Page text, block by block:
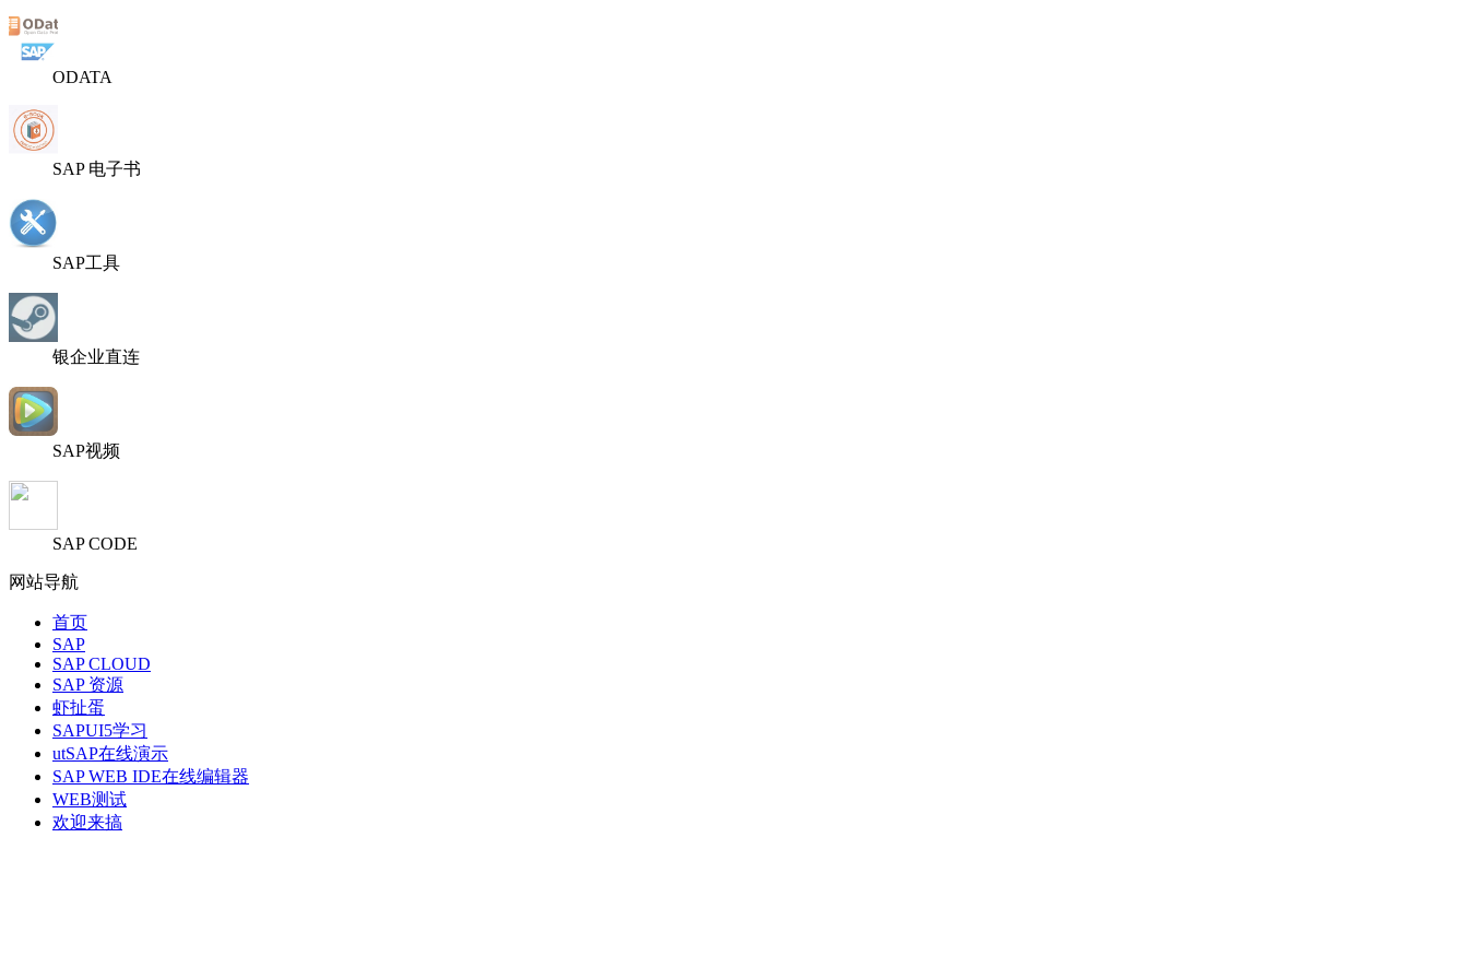
ODATA
SAP 电子书
SAP工具
银企业直连
SAP视频
SAP CODE
网站导航
首页
SAP
SAP CLOUD
SAP 资源
虾扯蛋
SAPUI5学习
utSAP在线演示
SAP WEB IDE在线编辑器
WEB测试
欢迎来搞